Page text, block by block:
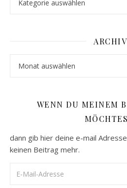
ARCHIV
WENN DU MEINEM
dann gib hier deine e-mail
keinen Beitrag mehr.